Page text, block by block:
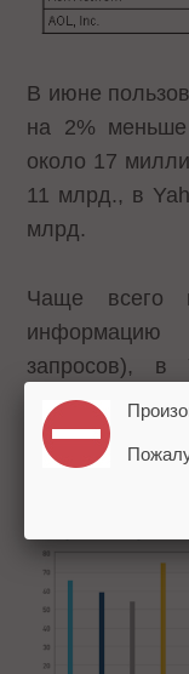
В июне
на 2%
около 17
11 млрд., в
млрд.
Чаще всего
информацию
запросов), в
(24,62%), а
(17,65%),
компания